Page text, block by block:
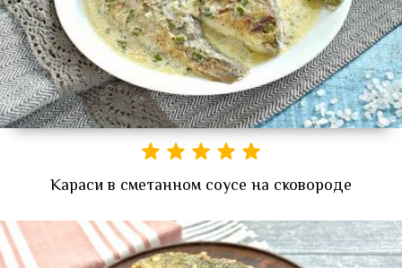
Караси в сметанном соусе на сковороде